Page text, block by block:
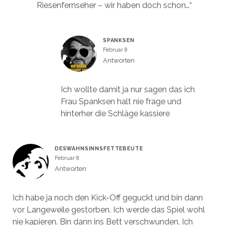
Riesenfernseher – wir haben doch schon…“
SPANKSEN
Februar 8
Antworten
Ich wollte damit ja nur sagen das ich
Frau Spanksen halt nie frage und
hinterher die Schläge kassiere
DESWAHNSINNSFETTEBEUTE
Februar 8
Antworten
Ich habe ja noch den Kick-Off geguckt und bin dann
vor Langeweile gestorben. Ich werde das Spiel wohl
nie kapieren. Bin dann ins Bett verschwunden. Ich